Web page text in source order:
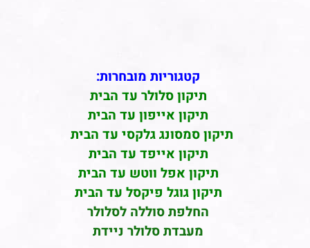
קטגוריות מובחרות:
תיקון סלולר עד הבית
תיקון אייפון עד הבית
תיקון סמסונג גלקסי עד הבית
תיקון אייפד עד הבית
תיקון אפל ווטש עד הבית
תיקון גוגל פיקסל עד הבית
החלפת סוללה לסלולר
מעבדת סלולר ניידת